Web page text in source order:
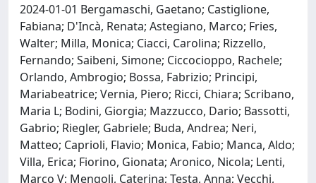
2024-01-01 Bergamaschi, Gaetano; Castiglione,
Fabiana; D'Incà, Renata; Astegiano, Marco; Fries,
Walter; Milla, Monica; Ciacci, Carolina; Rizzello,
Fernando; Saibeni, Simone; Ciccocioppo, Rachele;
Orlando, Ambrogio; Bossa, Fabrizio; Principi,
Mariabeatrice; Vernia, Piero; Ricci, Chiara; Scribano,
Maria L; Bodini, Giorgia; Mazzucco, Dario; Bassotti,
Gabrio; Riegler, Gabriele; Buda, Andrea; Neri,
Matteo; Caprioli, Flavio; Monica, Fabio; Manca, Aldo;
Villa, Erica; Fiorino, Gionata; Aronico, Nicola; Lenti,
Marco V; Mengoli, Caterina; Testa, Anna; Vecchi,